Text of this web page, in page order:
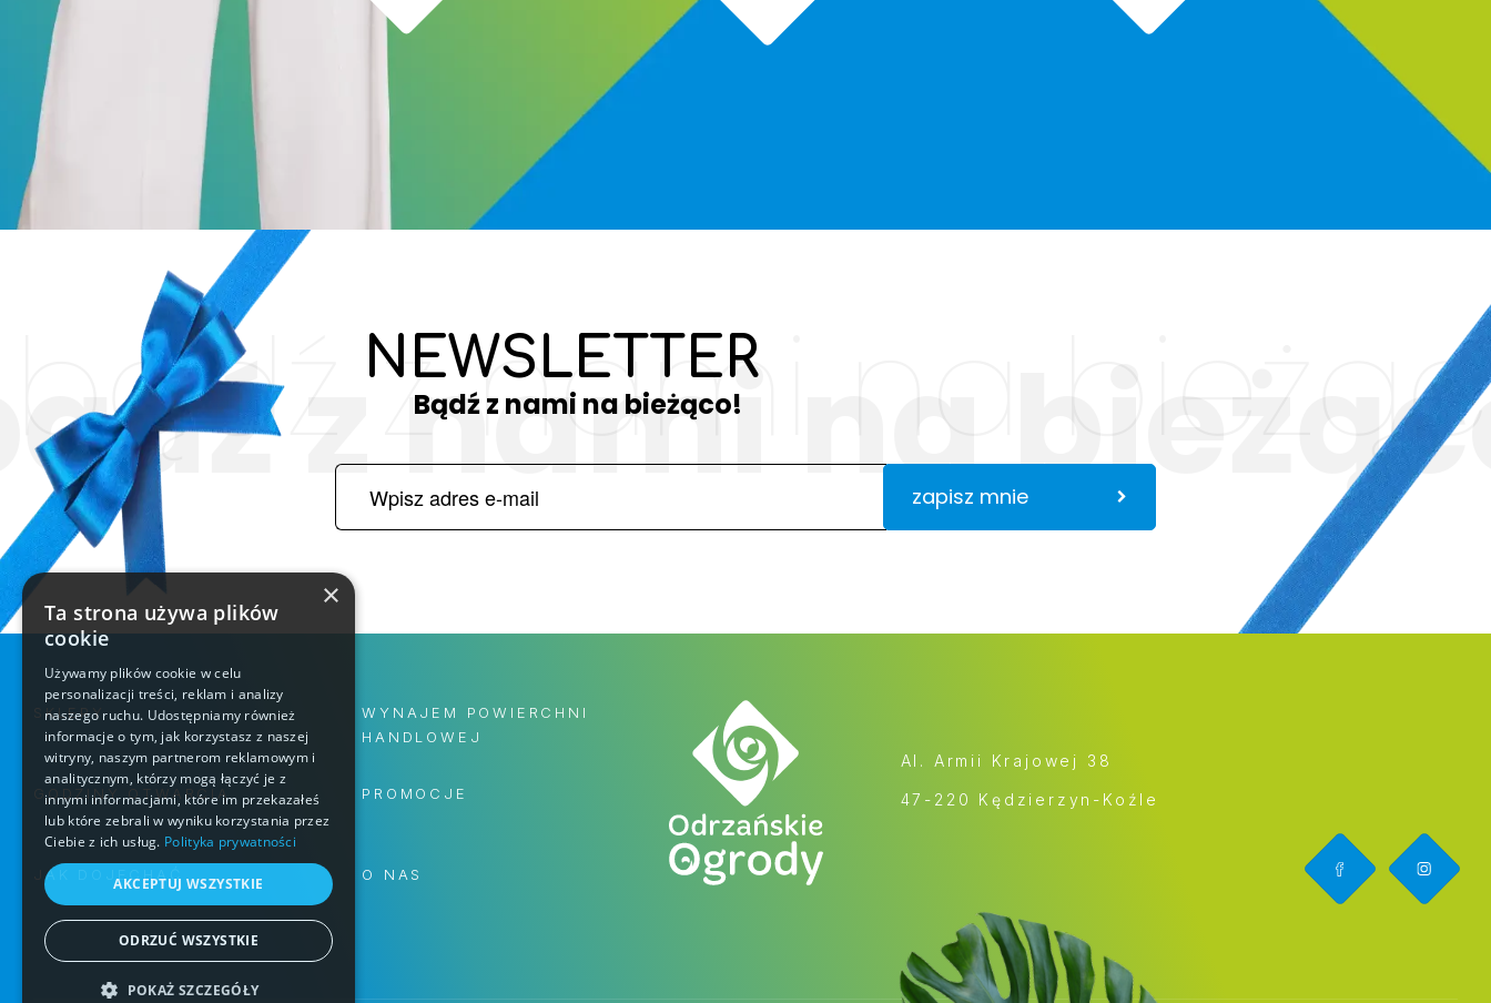
z nami na
bądź z nami na
NEWSLETTER
Bądź z nami na bieżąco!
zapisz mnie
SKLEPY
GODZINY OTWARCIA
JAK DOJECHAĆ
WYNAJEM POWIERCHNI
HANDLOWEJ
PROMOCJE
O NAS
Al. Armii Krajowej 38
47-220 Kędzierzyn-Koźle
×
Ta strona używa plików
cookie
Używamy plików cookie w celu
personalizacji treści, reklam i analizy
naszego ruchu. Udostępniamy również
informacje o tym, jak korzystasz z naszej
witryny, naszym partnerom reklamowym i
analitycznym, którzy mogą łączyć je z
innymi informacjami, które im przekazałeś
lub które zebrali w wyniku korzystania przez
Ciebie z ich usług. Polityka prywatności
AKCEPTUJ WSZYSTKIE
ODRZUĆ WSZYSTKIE
POKAŻ SZCZEGÓŁY